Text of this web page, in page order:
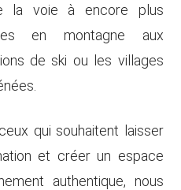
la voie à encore plus
en montagne aux
de ski ou les villages
qui souhaitent laisser
et créer un espace
authentique, nous